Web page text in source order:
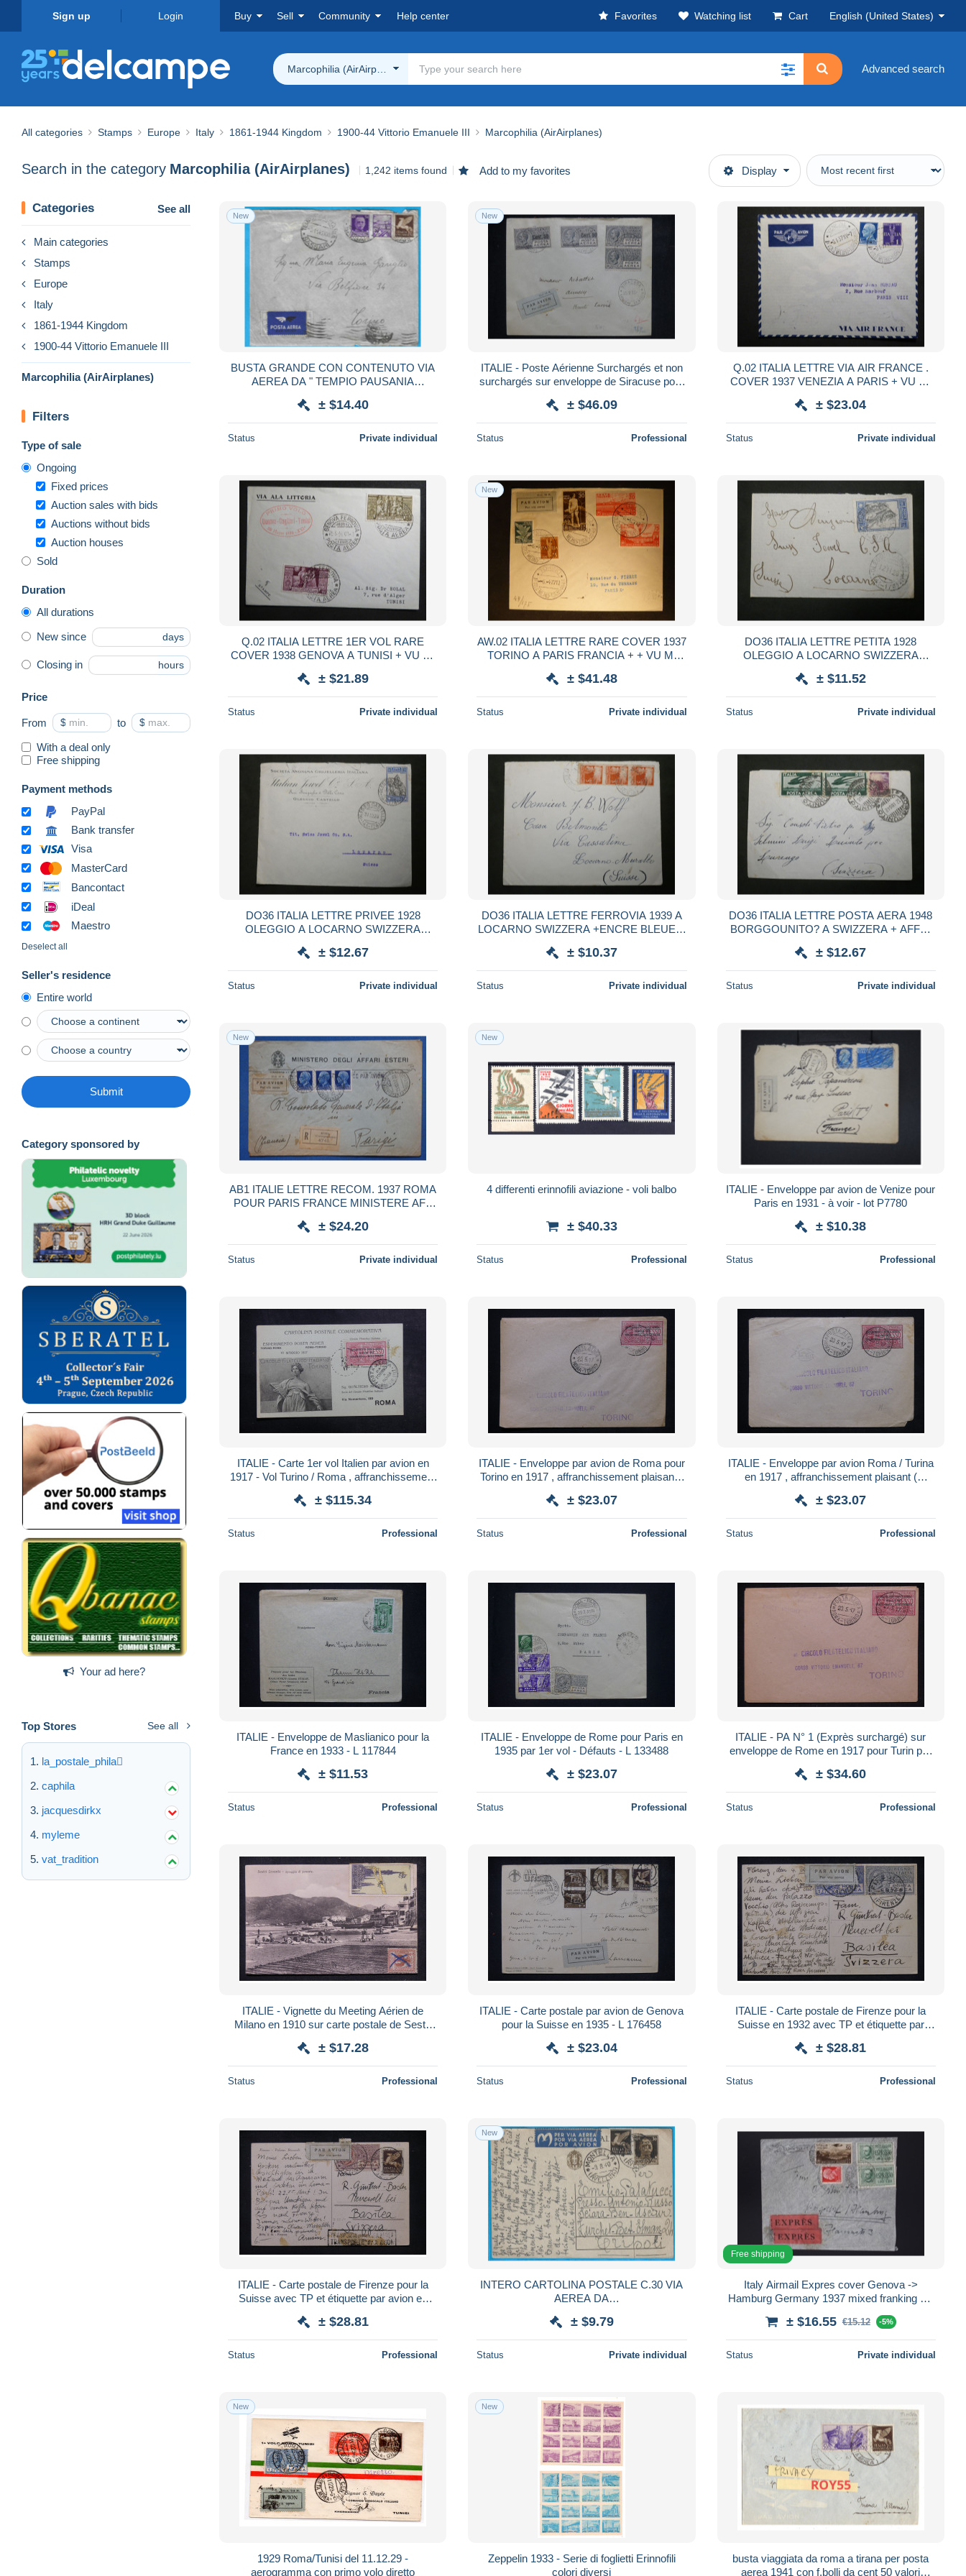
Sign up Login Buy Sell Community Help center Favorites Watching list Cart English (United States)
Marcophilia (AirAirplanes) Advanced search
All categories Stamps Europe Italy 1861-1944 Kingdom 1900-44 Vittorio Emanuele III Marcophilia (AirAirplanes)
Search in the category Marcophilia (AirAirplanes) 1,242 items found Add to my favorites Display
Categories See all
Main categories
Stamps
Europe
Italy
1861-1944 Kingdom
1900-44 Vittorio Emanuele III
Marcophilia (AirAirplanes)
Filters
Type of sale
Ongoing
Fixed prices
Auction sales with bids
Auctions without bids
Auction houses
Sold
Duration
All durations
New since days
Closing in hours
Price
From $ to $
With a deal only
Free shipping
Payment methods
PayPal
Bank transfer
Visa
MasterCard
Bancontact
iDeal
Maestro
Deselect all
Seller's residence
Entire world
Submit
Category sponsored by
Your ad here?
Top Stores See all
la_postale_phila
caphila
jacquesdirkx
myleme
vat_tradition
New
BUSTA GRANDE CON CONTENUTO VIA
AEREA DA " TEMPIO PAUSANIA
± $14.40
Status Private individual
New
ITALIE - Poste Aérienne Surchargés et non
surchargés sur enveloppe de Siracuse pour
± $46.09
Status Professional
Q.02 ITALIA LETTRE VIA AIR FRANCE .
COVER 1937 VENEZIA A PARIS + VU M.
± $23.04
Status Private individual
Q.02 ITALIA LETTRE 1ER VOL RARE
COVER 1938 GENOVA A TUNISI + VU M.
± $21.89
Status Private individual
New
AW.02 ITALIA LETTRE RARE COVER 1937
TORINO A PARIS FRANCIA + + VU M.
± $41.48
Status Private individual
DO36 ITALIA LETTRE PETITA 1928
OLEGGIO A LOCARNO SWIZZERA
INTERESSANT++++
± $11.52
Status Private individual
DO36 ITALIA LETTRE PRIVEE 1928
OLEGGIO A LOCARNO SWIZZERA
INTERESSANT++++
± $12.67
Status Private individual
DO36 ITALIA LETTRE FERROVIA 1939 A
LOCARNO SWIZZERA +ENCRE BLEUE +
± $10.37
Status Private individual
DO36 ITALIA LETTRE POSTA AERA 1948
BORGGOUNITO? A SWIZZERA + AFFR.
± $12.67
Status Private individual
New
AB1 ITALIE LETTRE RECOM. 1937 ROMA
POUR PARIS FRANCE MINISTERE AFF
AFFRANCH. INTERESSANT
± $24.20
Status Private individual
New
4 differenti erinnofili aviazione - voli balbo
± $40.33
Status Professional
ITALIE - Enveloppe par avion de Venize pour
Paris en 1931 - à voir - lot P7780
± $10.38
Status Professional
ITALIE - Carte 1er vol Italien par avion en
1917 - Vol Turino / Roma , affranchissement
± $115.34
Status Professional
ITALIE - Enveloppe par avion de Roma pour
Torino en 1917 , affranchissement plaisant (
± $23.07
Status Professional
ITALIE - Enveloppe par avion Roma / Turina
en 1917 , affranchissement plaisant (
± $23.07
Status Professional
ITALIE - Enveloppe de Maslianico pour la
France en 1933 - L 117844
± $11.53
Status Professional
ITALIE - Enveloppe de Rome pour Paris en
1935 par 1er vol - Défauts - L 133488
± $23.07
Status Professional
ITALIE - PA N° 1 (Exprès surchargé) sur
enveloppe de Rome en 1917 pour Turin par
± $34.60
Status Professional
ITALIE - Vignette du Meeting Aérien de
Milano en 1910 sur carte postale de Sestri
± $17.28
Status Professional
ITALIE - Carte postale par avion de Genova
pour la Suisse en 1935 - L 176458
± $23.04
Status Professional
ITALIE - Carte postale de Firenze pour la
Suisse en 1932 avec TP et étiquette par
± $28.81
Status Professional
ITALIE - Carte postale de Firenze pour la
Suisse avec TP et étiquette par avion en
± $28.81
Status Professional
New
INTERO CARTOLINA POSTALE C.30 VIA
AEREA DA
TRIPOLI
± $9.79
Status Private individual
Free shipping
Italy Airmail Expres cover Genova ->
Hamburg Germany 1937 mixed franking Sa
± $16.55 €15.12 -5%
Status Private individual
New
1929 Roma/Tunisi del 11.12.29 -
aerogramma con primo volo diretto
New
Zeppelin 1933 - Serie di foglietti Erinnofili
colori diversi
busta viaggiata da roma a tirana per posta
aerea 1941 con f.bolli da cent 50 valori